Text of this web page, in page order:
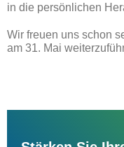
in die persönlichen
Wir freuen uns schon
am 31. Mai